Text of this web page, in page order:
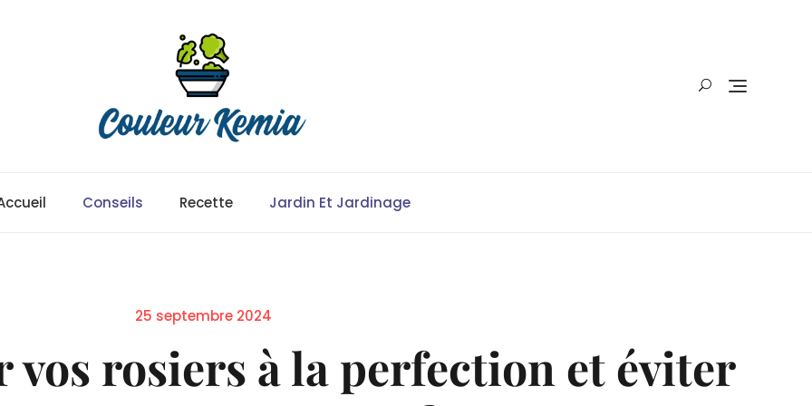
Conseils Recette Jardin Et Jardinage
Posted
25 septembre 2024
rosiers à la perfection et éviter